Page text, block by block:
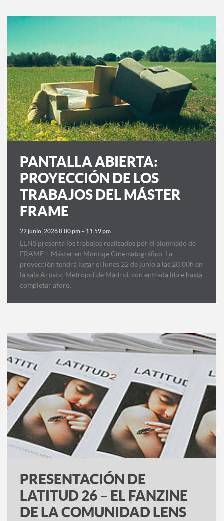
PANTALLA ABIERTA:
PROYECCIÓN DE LOS
TRABAJOS DEL MÁSTER
FRAME
22 junio, 2026 8:00 pm – 11:59 pm
LENS presenta los trabajos realizados por el alumnado de
FRAME – Máster en Montaje Cinematográfico. La
proyección tendrá lugar el lunes 22 de junio a las 20:00h en
la sala Artistic Metropol de Madrid, con entrada libre hasta
completar aforo.
PRESENTACIÓN DE
LATITUD 26 – EL FANZINE
DE LA COMUNIDAD LENS